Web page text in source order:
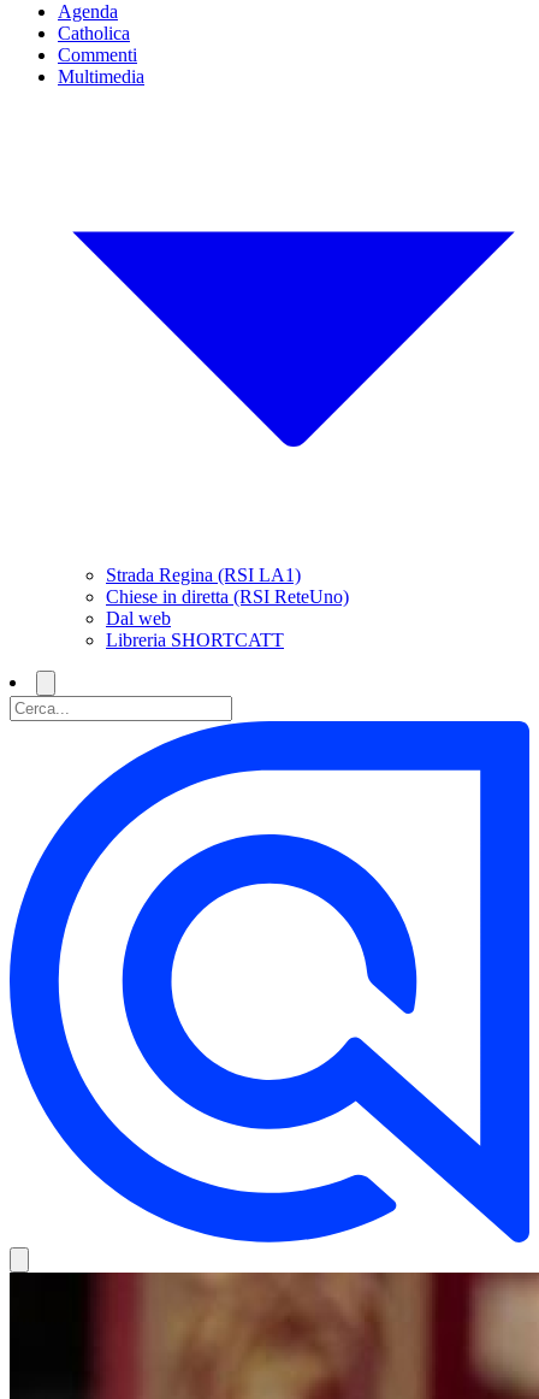
Agenda
Catholica
Commenti
Multimedia
Strada Regina (RSI LA1)
Chiese in diretta (RSI ReteUno)
Dal web
Libreria SHORTCATT